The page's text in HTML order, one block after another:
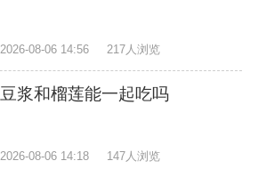
2026-08-06 14:56 217人浏览
豆浆和榴莲能一起吃吗
2026-08-06 14:18 147人浏览